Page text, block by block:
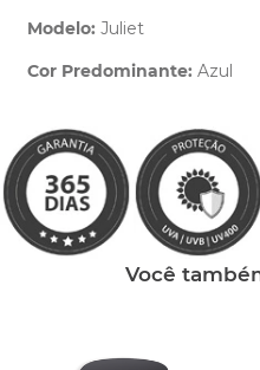
Modelo: Juliet
Cor Predominante: Azul
Você